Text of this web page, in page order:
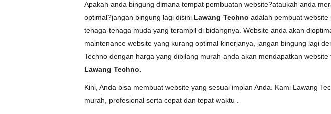
Apakah anda bingung dimana tempat pembuatan website?ataukah anda
optimal?jangan bingung lagi disini Lawang Techno adalah pembuat
tenaga-tenaga muda yang terampil di bidangnya. Website anda akan
maintenance website yang kurang optimal kinerjanya, jangan bingung lagi
Techno dengan harga yang dibilang murah anda akan mendapatkan
Lawang Techno.
Kini, Anda bisa membuat website yang sesuai impian Anda. Kami Lawang
murah, profesional serta cepat dan tepat waktu .